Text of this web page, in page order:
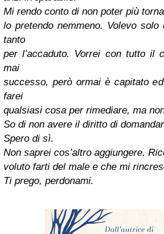
Mi rendo conto di non poter più
lo pretendo nemmeno. Volevo
tanto
per l’accaduto. Vorrei con tutto il
mai
successo, però ormai è capitato
farei
qualsiasi cosa per rimediare, ma
So di non avere il diritto di
Spero di sì.
Non saprei cos’altro aggiungere.
voluto farti del male e che mi
Ti prego, perdonami.